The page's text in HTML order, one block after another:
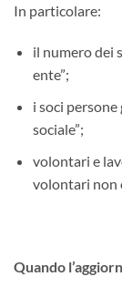
In particolare:
il numero dei
ente”;
i soci
sociale”;
volontari e
volontari non
Quando